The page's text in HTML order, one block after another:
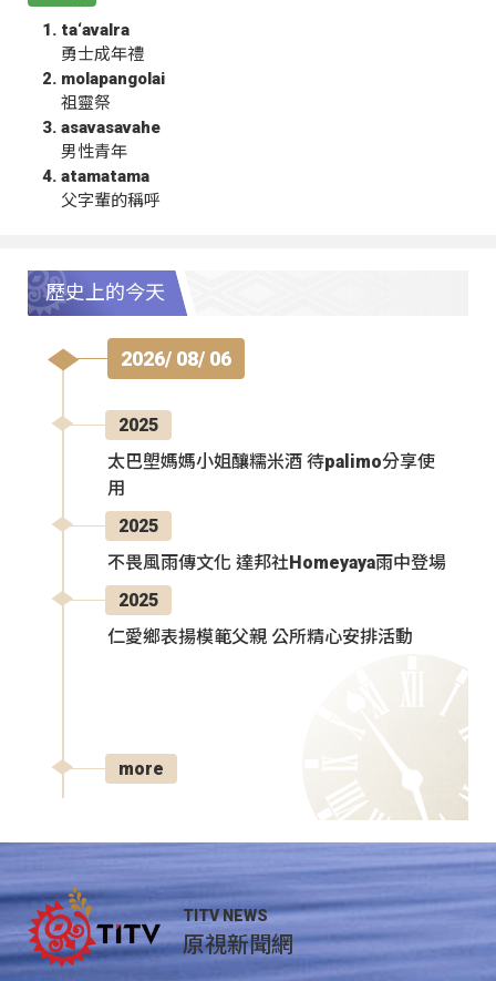
ta‘avalra
勇士成年禮
molapangolai
祖靈祭
asavasavahe
男性青年
atamatama
父字輩的稱呼
歷史上的今天
2026/ 08/ 06
2025
太巴塱媽媽小姐釀糯米酒 待palimo分享使
用
2025
不畏風雨傳文化 達邦社Homeyaya雨中登場
2025
仁愛鄉表揚模範父親 公所精心安排活動
more
TITV NEWS
原視新聞網